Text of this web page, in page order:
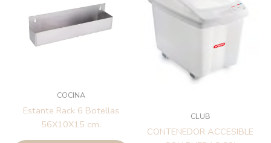
COCINA
Estante Rack 6 Botellas
56X10X15 cm.
CLUB
CONTENEDOR ACCESIBLE